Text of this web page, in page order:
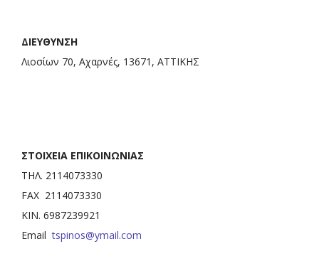
ΔΙΕΥΘΥΝΣΗ
Λιοσίων 70, Αχαρνές, 13671, ΑΤΤΙΚΗΣ
ΣΤΟΙΧΕΙΑ ΕΠΙΚΟΙΝΩΝΙΑΣ
ΤΗΛ. 2114073330
FAX 2114073330
ΚΙΝ. 6987239921
Emailtspinos@ymail.com